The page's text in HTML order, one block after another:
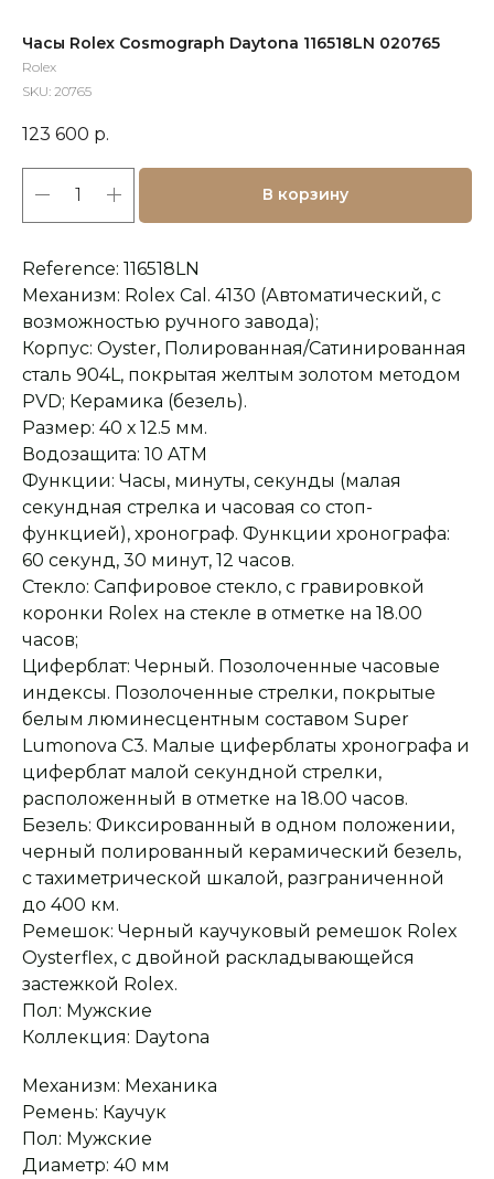
Часы Rolex Cosmograph Daytona 116518LN 020765
Rolex
SKU: 20765
123 600 р.
В корзину
Reference: 116518LN
Механизм: Rolex Cal. 4130 (Автоматический, с
возможностью ручного завода);
Корпус: Oyster, Полированная/Сатинированная
сталь 904L, покрытая желтым золотом методом
PVD; Керамика (безель).
Размер: 40 х 12.5 мм.
Водозащита: 10 ATM
Функции: Часы, минуты, секунды (малая
секундная стрелка и часовая со стоп-
функцией), хронограф. Функции хронографа:
60 секунд, 30 минут, 12 часов.
Стекло: Сапфировое стекло, с гравировкой
коронки Rolex на стекле в отметке на 18.00
часов;
Циферблат: Черный. Позолоченные часовые
индексы. Позолоченные стрелки, покрытые
белым люминесцентным составом Super
Lumonova C3. Малые циферблаты хронографа и
циферблат малой секундной стрелки,
расположенный в отметке на 18.00 часов.
Безель: Фиксированный в одном положении,
черный полированный керамический безель,
с тахиметрической шкалой, разграниченной
до 400 км.
Ремешок: Черный каучуковый ремешок Rolex
Oysterflex, с двойной раскладывающейся
застежкой Rolex.
Пол: Мужские
Коллекция: Daytona
Механизм: Механика
Ремень: Каучук
Пол: Мужские
Диаметр: 40 мм
Оплата при получении
Заказ опласивается
после примерки и
осмотра товара
и поможем с выбором
Сервисное
обслуживание
На все товары
обязательства фабрик